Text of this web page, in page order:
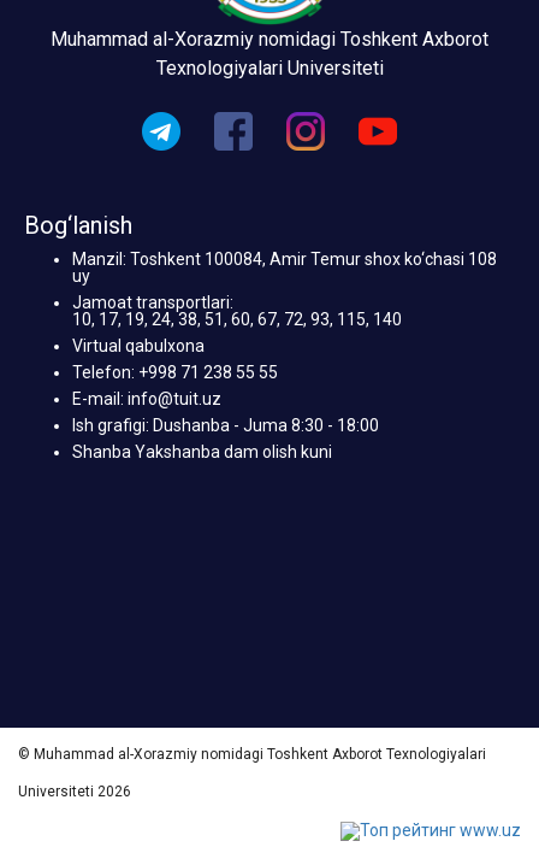
Muhammad al-Xorazmiy nomidagi Toshkent Axborot
Texnologiyalari Universiteti
Bog‘lanish
Manzil: Toshkent 100084, Amir Temur shox ko‘chasi 108
uy
Jamoat transportlari:
10, 17, 19, 24, 38, 51, 60, 67, 72, 93, 115, 140
Virtual qabulxona
Telefon: +998 71 238 55 55
E-mail: info@tuit.uz
Ish grafigi: Dushanba - Juma 8:30 - 18:00
Shanba Yakshanba dam olish kuni
© Muhammad al-Xorazmiy nomidagi Toshkent Axborot Texnologiyalari
Universiteti 2026